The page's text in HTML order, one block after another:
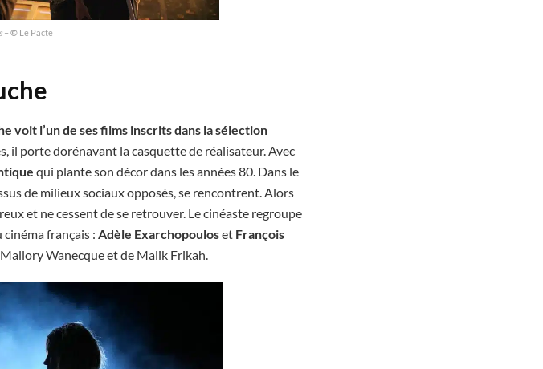
– © Le Pacte
voit l’un de ses films inscrits dans la sélection
il porte dorénavant la casquette de réalisateur. Avec
qui plante son décor dans les années 80. Dans le
de milieux sociaux opposés, se rencontrent. Alors
et ne cessent de se retrouver. Le cinéaste regroupe
français : Adèle Exarchopouloset François
Wanecque et de Malik Frikah.